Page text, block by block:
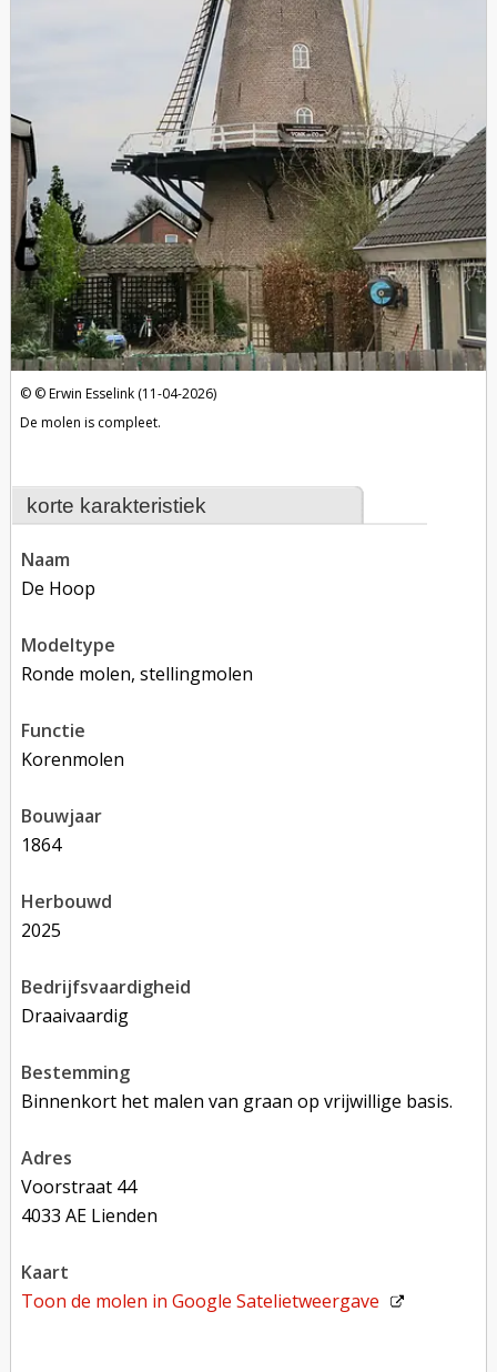
korte karakteristiek
naam
De Hoop
modeltype
Ronde molen, stellingmolen
functie
korenmolen
bouwjaar
1864
herbouwd
2025
bedrijfsvaardigheid
Draaivaardig
bestemming
Binnenkort het malen van graan op vrijwillige basis.
adres
Voorstraat 44
4033 AE Lienden
kaart
Toon de molen inGoogle Satelietweergave
Erwin Esselink (11-04-2026)
De molen is compleet.